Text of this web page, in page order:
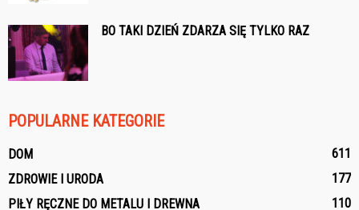
BO TAKI DZIEŃ ZDARZA SIĘ TYLKO RAZ
POPULARNE KATEGORIE
DOM
611
ZDROWIE I URODA
177
PIŁY RĘCZNE DO METALU I DREWNA
110